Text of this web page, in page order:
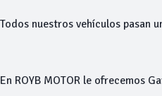
Todos nuestros vehículos pasan
En ROYB MOTOR le ofrecemos